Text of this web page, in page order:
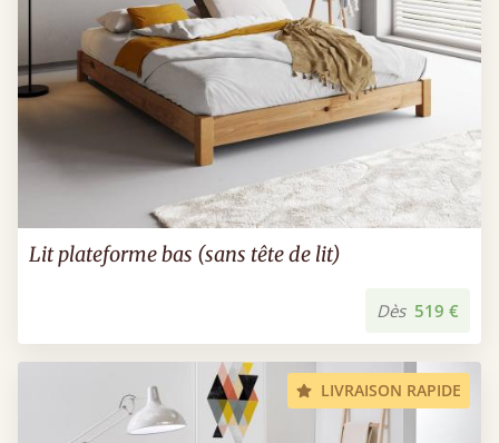
Lit plateforme bas (sans tête de lit)
Dès 519 €
LIVRAISON RAPIDE